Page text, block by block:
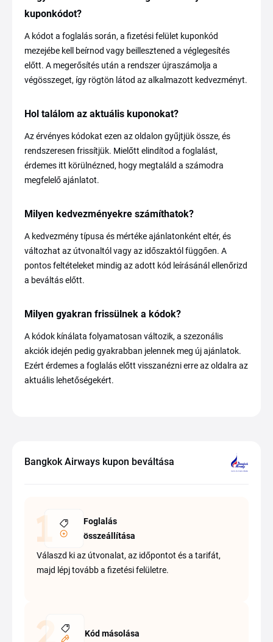
kuponkódot?
A kódot a foglalás során, a fizetési felület kuponkód
mezejébe kell beírnod vagy beillesztened a véglegesítés
előtt. A megerősítés után a rendszer újraszámolja a
végösszeget, így rögtön látod az alkalmazott kedvezményt.
Hol találom az aktuális kuponokat?
Az érvényes kódokat ezen az oldalon gyűjtjük össze, és
rendszeresen frissítjük. Mielőtt elindítod a foglalást,
érdemes itt körülnézned, hogy megtaláld a számodra
megfelelő ajánlatot.
Milyen kedvezményekre számíthatok?
A kedvezmény típusa és mértéke ajánlatonként eltér, és
változhat az útvonaltól vagy az időszaktól függően. A
pontos feltételeket mindig az adott kód leírásánál ellenőrizd
a beváltás előtt.
Milyen gyakran frissülnek a kódok?
A kódok kínálata folyamatosan változik, a szezonális
akciók idején pedig gyakrabban jelennek meg új ajánlatok.
Ezért érdemes a foglalás előtt visszanézni erre az oldalra az
aktuális lehetőségekért.
Bangkok Airways kupon beváltása
Foglalás
összeállítása
Válaszd ki az útvonalat, az időpontot és a tarifát,
majd lépj tovább a fizetési felületre.
Kód másolása